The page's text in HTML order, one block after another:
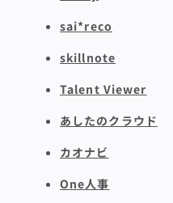
sai*reco
skillnote
Talent Viewer
あしたのクラウド
カオナビ
One人事